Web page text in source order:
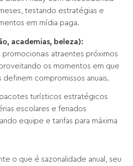
testando estratégias e
em mídia paga.
academias, beleza):
promocionais atraentes próximos
os momentos em que
definem compromissos anuais.
turísticos estratégicos
escolares e feriados
equipe e tarifas para máxima
o que é sazonalidade anual, seu